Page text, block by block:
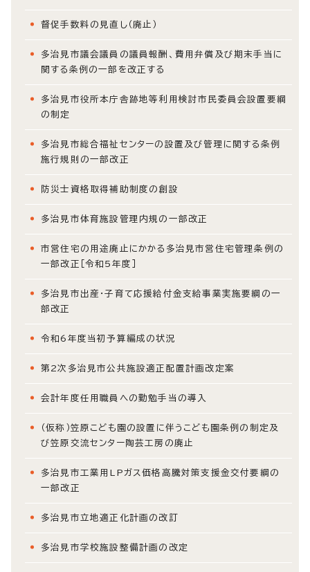
督促手数料の見直し（廃止）
多治見市議会議員の議員報酬、費用弁償及び期末手当に
関する条例の一部を改正する
多治見市役所本庁舎跡地等利用検討市民委員会設置要綱
の制定
多治見市総合福祉センターの設置及び管理に関する条例
施行規則の一部改正
防災士資格取得補助制度の創設
多治見市体育施設管理内規の一部改正
市営住宅の用途廃止にかかる多治見市営住宅管理条例の
一部改正［令和5年度］
多治見市出産・子育て応援給付金支給事業実施要綱の一
部改正
令和6年度当初予算編成の状況
第2次多治見市公共施設適正配置計画改定案
会計年度任用職員への勤勉手当の導入
（仮称）笠原こども園の設置に伴うこども園条例の制定及
び笠原交流センター陶芸工房の廃止
多治見市工業用LPガス価格高騰対策支援金交付要綱の
一部改正
多治見市立地適正化計画の改訂
多治見市学校施設整備計画の改定